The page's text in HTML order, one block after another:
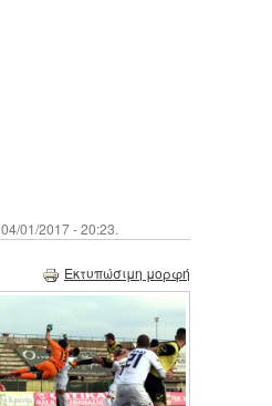
01/2017 - 20:23.
Εκτυπώσιμη μορφή